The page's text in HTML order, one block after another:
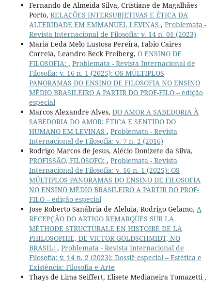
Fernando de Almeida Silva, Cristiane de Magalhães
Porto, RELAÇÕES INTERSUBJETIVAS E ÉTICA DA
ALTERIDADE EM EMMANUEL LÉVINAS , Problemata -
Revista Internacional de Filosofia: v. 14 n. 01 (2023)
Maria Leda Melo Lustosa Pereira, Fabio Caires
Correia, Leandro Beck Freiberg, O ENSINO DE
FILOSOFIA: , Problemata - Revista Internacional de
Filosofia: v. 16 n. 1 (2025): OS MÚLTIPLOS
PANORAMAS DO ENSINO DE FILOSOFIA NO ENSINO
MÉDIO BRASILEIRO A PARTIR DO PROF-FILO – edição
especial
Marcos Alexandre Alves, DO AMOR A SABEDORIA À
SABEDORIA DO AMOR: ÉTICA E SENTIDO DO
HUMANO EM LEVINAS , Problemata - Revista
Internacional de Filosofia: v. 7 n. 2 (2016)
Rodrigo Marcos de Jesus, Alécio Donizete da Silva,
PROFISSÃO, FILÓSOFO: , Problemata - Revista
Internacional de Filosofia: v. 16 n. 1 (2025): OS
MÚLTIPLOS PANORAMAS DO ENSINO DE FILOSOFIA
NO ENSINO MÉDIO BRASILEIRO A PARTIR DO PROF-
FILO – edição especial
Jose Roberto Sanábria de Aleluia, Rodrigo Gelamo, A
RECEPÇÃO DO ARTIGO REMARQUES SUR LA
MÉTHODE STRUCTURALE EN HISTOIRE DE LA
PHILOSOPHIE, DE VICTOR GOLDSCHMIDT, NO
BRASIL: , Problemata - Revista Internacional de
Filosofia: v. 14 n. 2 (2023): Dossiê especial – Estética e
Existência: Filosofia e Arte
Thays de Lima Seiffert, Elisete Medianeira Tomazetti ,